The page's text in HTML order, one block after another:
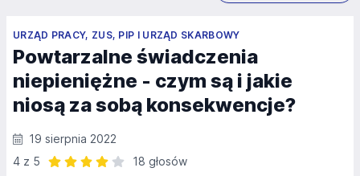
URZĄD PRACY, ZUS, PIP I URZĄD SKARBOWY
Powtarzalne świadczenia
niepieniężne - czym są i jakie
niosą za sobą konsekwencje?
19 sierpnia 2022
4 z 5
18 głosów